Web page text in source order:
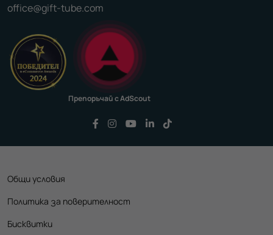
office@gift-tube.com
Препоръчай с AdScout
Последвайте ни във Facebook
Последвайте ни във Instagram
Последвайте ни във
Последвайте ни във
Общи условия
Политика за поверителност
Бисквитки